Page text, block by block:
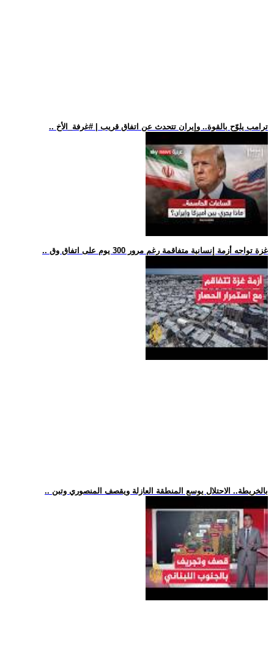
.. ترامب يلوّح بالقوة.. وإيران تتحدث عن اتفاق قريب | #غرفة_الأخ
.. غزة تواجه أزمة إنسانية متفاقمة رغم مرور 300 يوم على اتفاق وق
.. بالخريطة.. الاحتلال يوسع المنطقة العازلة ويقصف المنصوري وتبن